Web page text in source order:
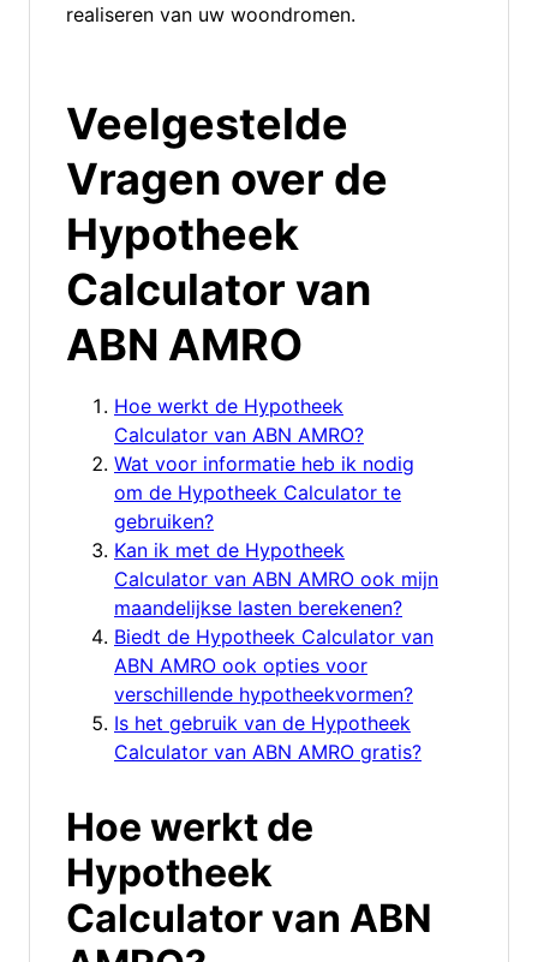
realiseren van uw woondromen.
Veelgestelde
Vragen over de
Hypotheek
Calculator van
ABN AMRO
Hoe werkt de Hypotheek
Calculator van ABN AMRO?
Wat voor informatie heb ik nodig
om de Hypotheek Calculator te
gebruiken?
Kan ik met de Hypotheek
Calculator van ABN AMRO ook mijn
maandelijkse lasten berekenen?
Biedt de Hypotheek Calculator van
ABN AMRO ook opties voor
verschillende hypotheekvormen?
Is het gebruik van de Hypotheek
Calculator van ABN AMRO gratis?
Hoe werkt de
Hypotheek
Calculator van ABN